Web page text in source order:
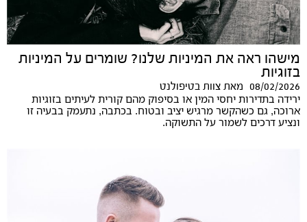
מישהו ראה את המיניות שלנו? שומרים על המיניות
בזוגיות
08/02/2026 מאת צוות בטיפולנט
ירידה בתדירות יחסי המין או בסיפוק מהם קורית לעיתים בזוגיות
ארוכה, גם כשהקשר מרגיש יציב ובטוח. בכתבה, נתעמק בבעיה זו
ונציע דרכים לשמור על התשוקה.